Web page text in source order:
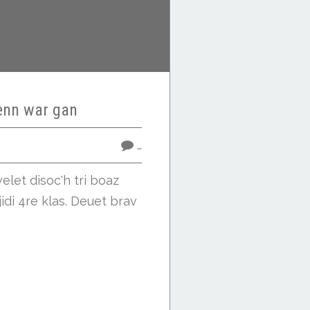
war gan
…
disoc'h tri boaz
4re klas. Deuet brav